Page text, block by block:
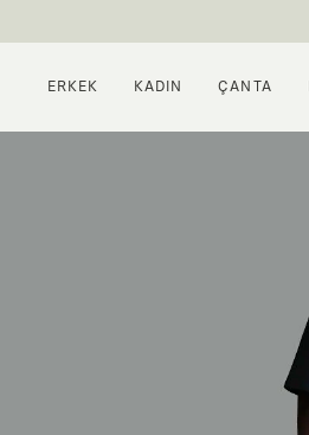
ERKEK KADIN ÇANTA